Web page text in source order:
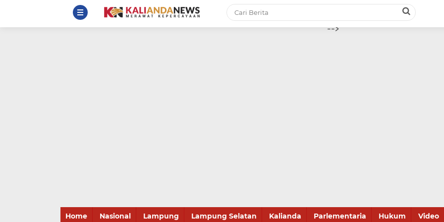
-->
Home Nasional Lampung Lampung Selatan Kalianda Parlementaria Hukum Video